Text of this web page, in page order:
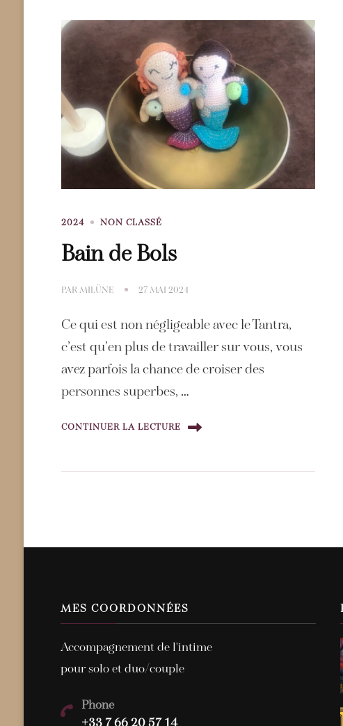
2024 NON CLASSÉ
Bain de Bols
PAR MILÜNE 27 MAI 2024
Ce qui est non négligeable avec le Tantra,
c’est qu’en plus de travailler sur vous, vous
avez parfois la chance de croiser des
personnes superbes, …
CONTINUER LA LECTURE
MES COORDONNÉES
Accompagnement de l'intime
pour solo et duo/couple
Phone